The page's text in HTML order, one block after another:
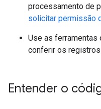
processamento de
solicitar permissão
Use as ferramentas
conferir os registros
Entender o